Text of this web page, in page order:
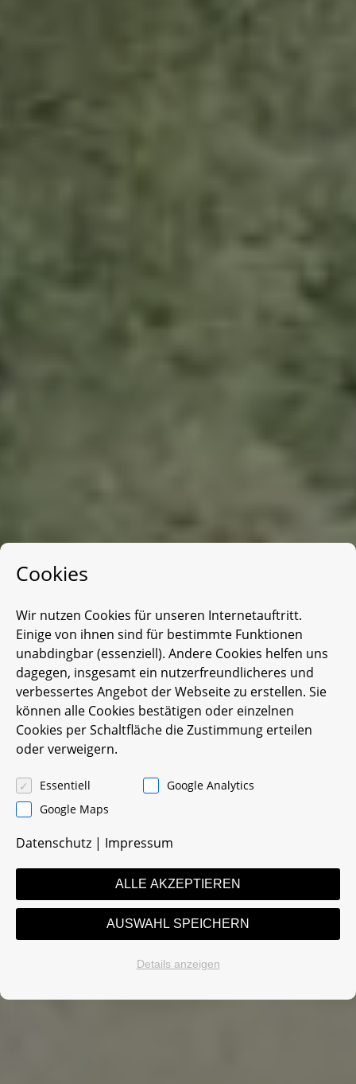
Cookies
Wir nutzen Cookies für unseren Internetauftritt.
Einige von ihnen sind für bestimmte Funktionen
unabdingbar (essenziell). Andere Cookies helfen uns
dagegen, insgesamt ein nutzerfreundlicheres und
verbessertes Angebot der Webseite zu erstellen. Sie
können alle Cookies bestätigen oder einzelnen
Cookies per Schaltfläche die Zustimmung erteilen
oder verweigern.
Essentiell
Google Analytics
Google Maps
Datenschutz | Impressum
ALLE AKZEPTIEREN
AUSWAHL SPEICHERN
Details anzeigen